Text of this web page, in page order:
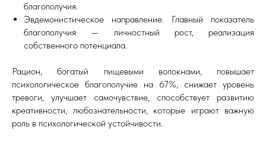
благополучия.
Эвдемонистическое направление. Главный показатель
благополучия — личностный рост, реализация
собственного потенциала.
Рацион, богатый пищевыми волокнами, повышает
психологическое благополучие на 67%, снижает уровень
тревоги, улучшает самочувствие, способствует развитию
креативности, любознательности, которые играют важную
роль в психологической устойчивости.